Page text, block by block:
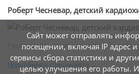
Роберт Чесневар, детский
Руководитель отделения детской
Подробнее о специалисте
Сайт может отправлять
посещении, включая IP адрес
сервисы сбора статистики и
целью улучшения его работы.